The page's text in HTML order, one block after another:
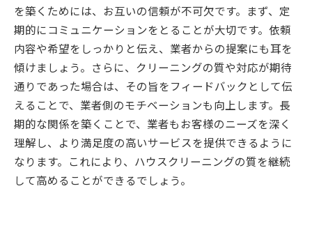
を築くためには、お互いの信頼が不可欠です。まず、定
期的にコミュニケーションをとることが大切です。依頼
内容や希望をしっかりと伝え、業者からの提案にも耳を
傾けましょう。さらに、クリーニングの質や対応が期待
通りであった場合は、その旨をフィードバックとして伝
えることで、業者側のモチベーションも向上します。長
期的な関係を築くことで、業者もお客様のニーズを深く
理解し、より満足度の高いサービスを提供できるように
なります。これにより、ハウスクリーニングの質を継続
して高めることができるでしょう。